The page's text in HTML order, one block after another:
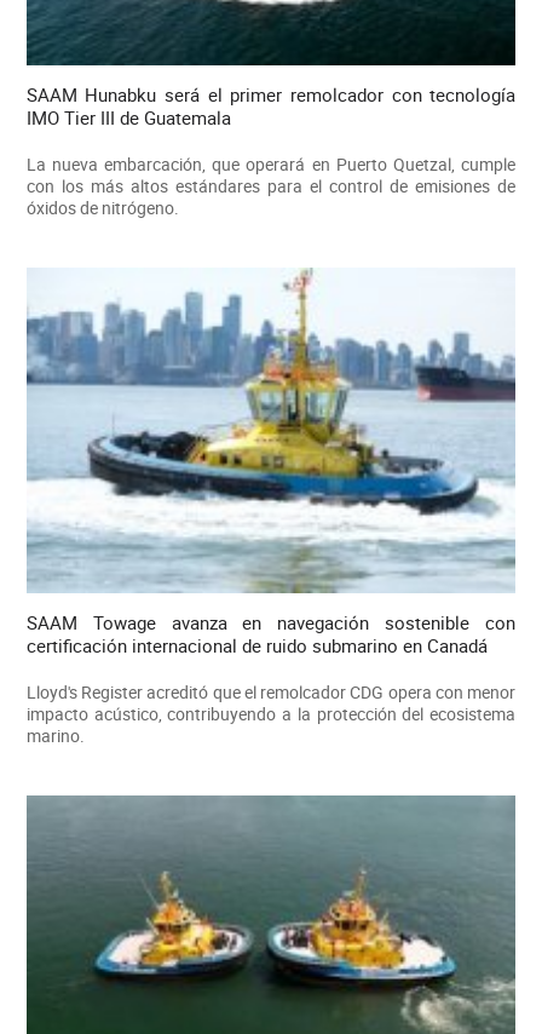
SAAM Hunabku será el primer remolcador con tecnología
IMO Tier III de Guatemala
La nueva embarcación, que operará en Puerto Quetzal, cumple
con los más altos estándares para el control de emisiones de
óxidos de nitrógeno.
SAAM Towage avanza en navegación sostenible con
certificación internacional de ruido submarino en Canadá
Lloyd's Register acreditó que el remolcador CDG opera con menor
impacto acústico, contribuyendo a la protección del ecosistema
marino.